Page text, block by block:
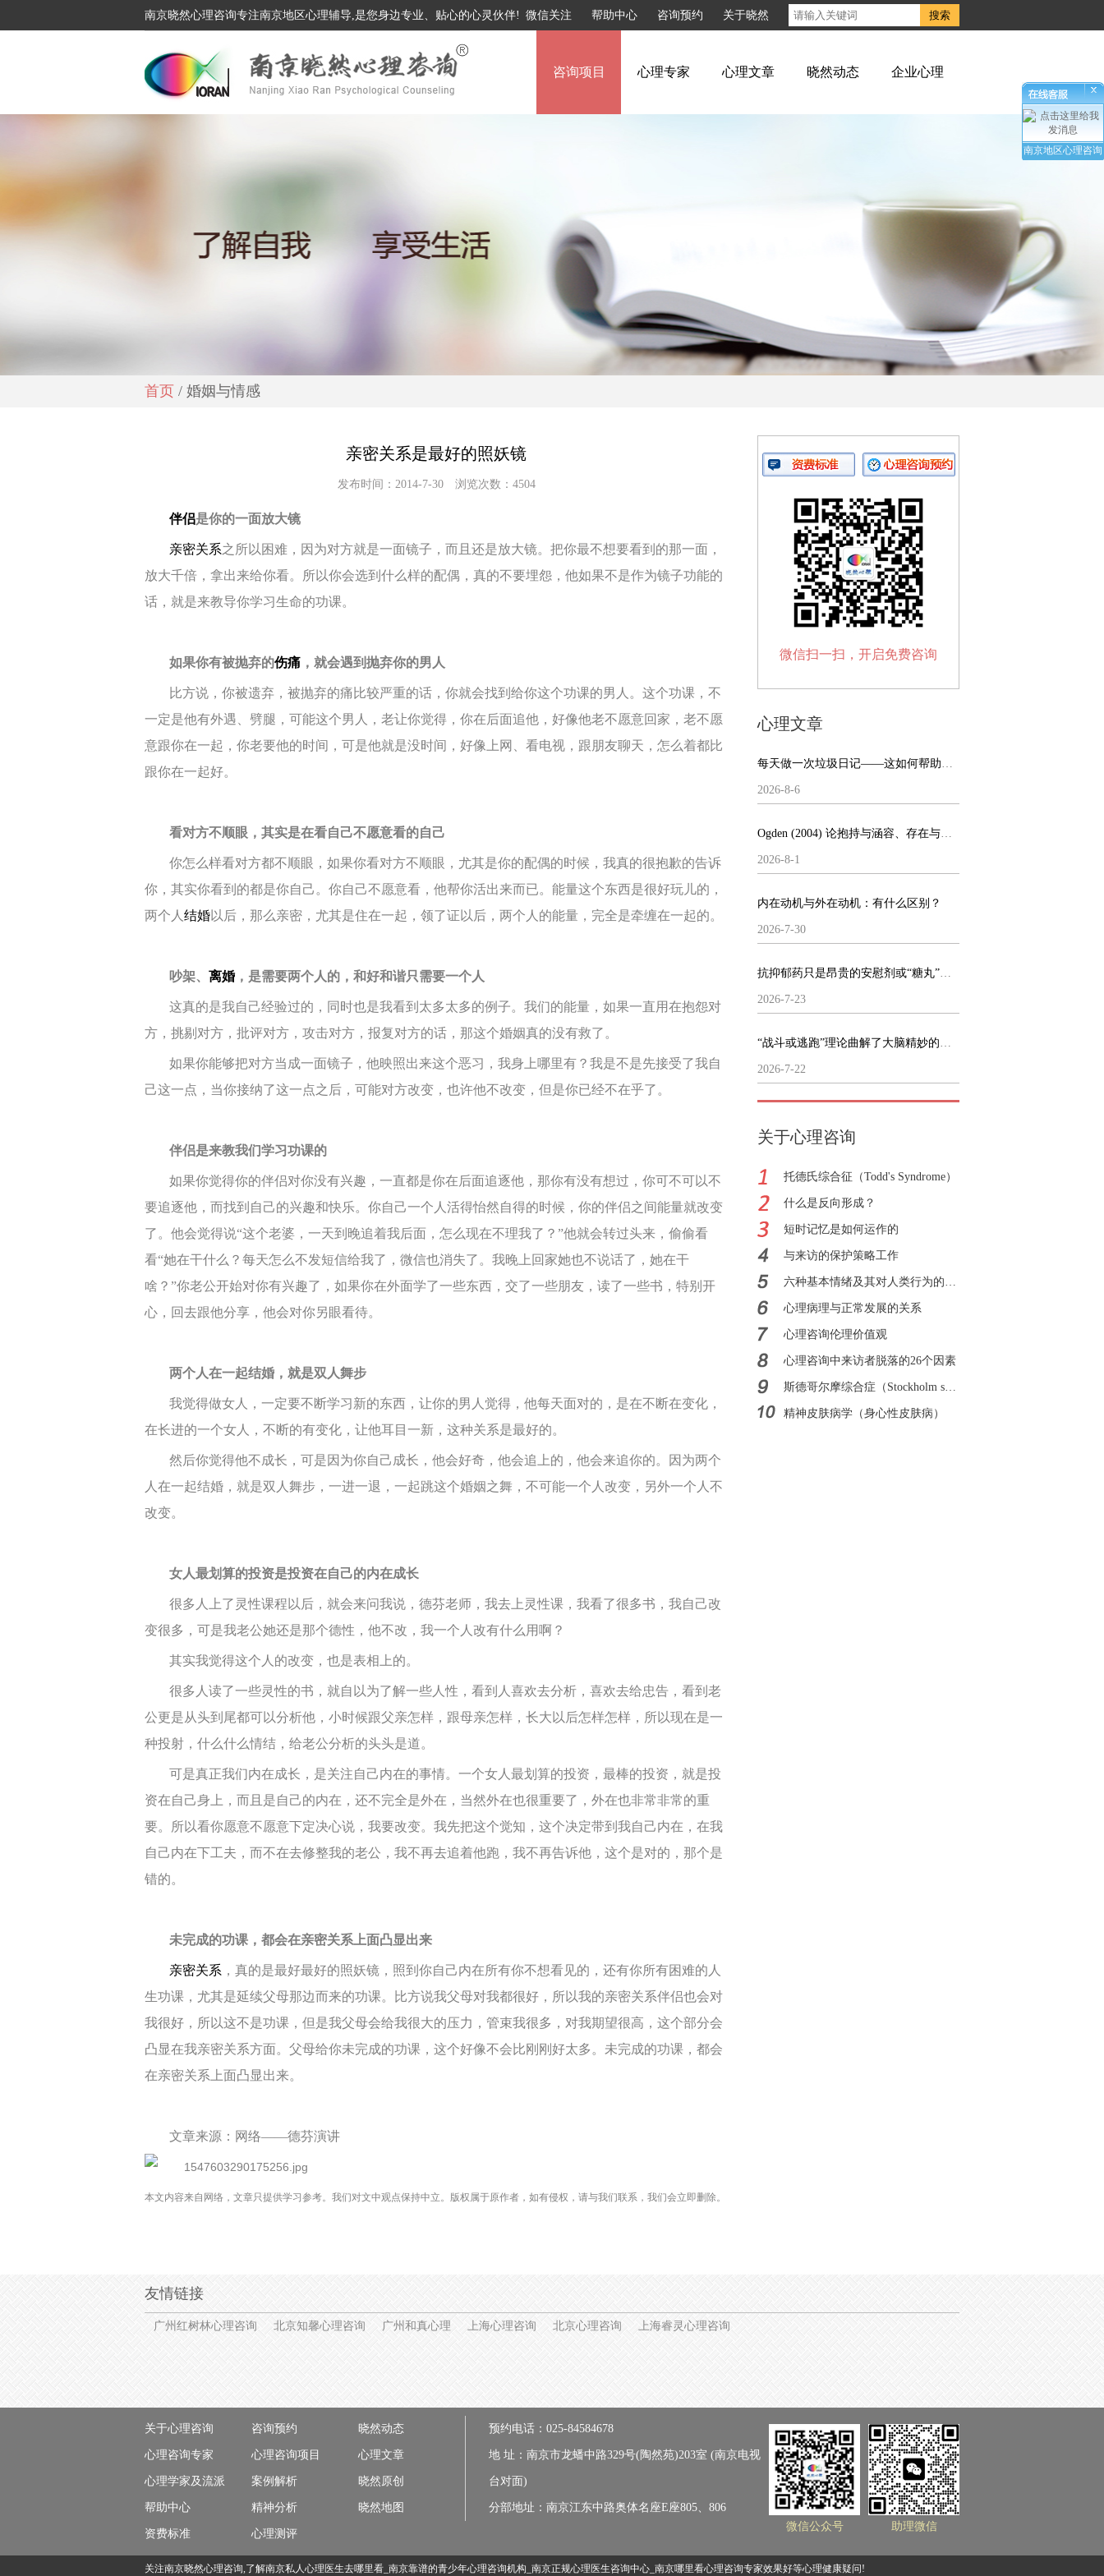
南京晓然心理咨询专注南京地区心理辅导,是您身边专业、贴心的心灵伙伴! 微信关注 帮助中心 咨询预约 关于晓然
咨询项目 心理专家 心理文章 晓然动态 企业心理
首页 / 婚姻与情感
亲密关系是最好的照妖镜
发布时间：2014-7-30 浏览次数：4504
伴侣是你的一面放大镜
亲密关系之所以困难，因为对方就是一面镜子 ，而且还是放大镜。把你最不想要看到的那一面，
放大千倍，拿出来给你看。所以你会选到什么样的配偶，真的不要埋怨，他如果不是作为镜子功能的
话，就是来教导你学习生命的功课。
如果你有被抛弃的伤痛 ，就会遇到抛弃你的男人
比方说，你被遗弃，被抛弃的痛比较严重的话，你就会找到给你这个功课的男人。这个功课，不
一定是他有外遇、劈腿，可能这个男人，老让你觉得，你在后面追他，好像他老不愿意回家，老不愿
意跟你在一起，你老要他的时间，可是他就是没时间，好像上网、看电视，跟朋友聊天，怎么着都比
跟你在一起好。
看对方不顺眼，其实是在看自己不愿意看的自己
你怎么样看对方都不顺眼，如果你看对方不顺眼，尤其是你的配偶的时候，我真的很抱歉的告诉
你，其实你看到的都是你自己。你自己不愿意看，他帮你活出来而已。能量这个东西是很好玩儿的，
两个人 结婚以后，那么亲密，尤其是住在一起，领了证以后，两个人的能量，完全是牵缠在一起的。
吵架、 离婚 ，是需要两个人的，和好和谐只需要一个人
这真的是我自己经验过的，同时也是我看到太多太多的例子。我们的能量，如果一直用在抱怨对
方，挑剔对方，批评对方，攻击对方，报复对方的话，那这个婚姻真的没有救了。
如果你能够把对方当成一面镜子，他映照出来这个恶习，我身上哪里有？我是不是先接受了我自
己这一点，当你接纳了这一点之后，可能对方改变，也许他不改变，但是你已经不在乎了。
伴侣是来教我们学习功课的
如果你觉得你的伴侣对你没有兴趣，一直都是你在后面追逐他，那你有没有想过，你可不可以不
要追逐他，而找到自己的兴趣和快乐。你自己一个人活得怡然自得的时候，你的伴侣之间能量就改变
了。他会觉得说“这个老婆，一天到晚追着我后面，怎么现在不理我了？”他就会转过头来，偷偷看
看“她在干什么？每天怎么不发短信给我了，微信也消失了。我晚上回家她也不说话了，她在干
啥？”你老公开始对你有兴趣了，如果你在外面学了一些东西，交了一些朋友，读了一些书，特别开
心，回去跟他分享 ，他会对你另眼看待。
两个人在一起结婚，就是双人舞步
我觉得做女人，一定要不断学习新的东西，让你的男人觉得，他每天面对的，是在不断在变化，
在长进的一个女人，不断的有变化，让他耳目一新，这种关系是最好的。
然后你觉得他不成长，可是因为你自己成长，他会好奇，他会追上的，他会来追你的。因为两个
人在一起结婚，就是双人舞步，一进一退，一起跳这个婚姻之舞，不可能一个人改变，另外一个人不
改变。
女人最划算的投资是投资在自己的内在成长
很多人上了灵性课程以后，就会来问我说，德芬老师，我去上灵性课，我看了很多书，我自己改
变很多，可是我老公她还是那个德性，他不改，我一个人改有什么用啊？
其实我觉得这个人的改变，也是表相上的。
很多人读了一些灵性的书，就自以为了解一些人性，看到人喜欢去分析，喜欢去给忠告，看到老
公更是从头到尾都可以分析他，小时候跟父亲怎样，跟母亲怎样，长大以后怎样怎样，所以现在是一
种投射 ，什么什么情结，给老公分析的头头是道。
可是真正我们内在成长，是关注自己内在的事情。一个女人最划算的投资，最棒的投资，就是投
资在自己身上，而且是自己的内在，还不完全是外在，当然外在也很重要了，外在也非常非常的重
要。所以看你愿意不愿意下定决心说，我要改变。我先把这个觉知，这个决定带到我自己内在，在我
自己内在下工夫，而不在去修整我的老公，我不再去追着他跑，我不再告诉他，这个是对的，那个是
错的。
未完成的功课，都会在亲密关系上面凸显出来
亲密关系 ，真的是最好最好的照妖镜，照到你自己内在所有你不想看见的，还有你所有困难的人
生功课，尤其是延续父母那边而来的功课。比方说我父母对我都很好，所以我的亲密关系伴侣也会对
我很好，所以这不是功课，但是我父母会给我很大的压力，管束我很多，对我期望很高，这个部分会
凸显在我亲密关系方面。 父母给你未完成的功课，这个好像不会比刚刚好太多。未完成的功课，都会
在亲密关系上面凸显出来。
文章来源：网络——德芬演讲
本文内容来自网络，文章只提供学习参考。我们对文中观点保持中立。版权属于原作者，如有侵权，请与我们联系，我们会立即删除。
微信扫一扫，开启免费咨询
心理文章
每天做一次垃圾日记——这如何帮助了我的心理健康
2026-8-6
Ogden (2004) 论抱持与涵容、存在与做梦
2026-8-1
内在动机与外在动机：有什么区别？
2026-7-30
抗抑郁药只是昂贵的安慰剂或“糖丸”么？
2026-7-23
“战斗或逃跑”理论曲解了大脑精妙的运作机制
2026-7-22
关于心理咨询
托德氏综合征（Todd's Syndrome）
什么是反向形成？
短时记忆是如何运作的
与来访的保护策略工作
六种基本情绪及其对人类行为的影响
心理病理与正常发展的关系
心理咨询伦理价值观
心理咨询中来访者脱落的26个因素
斯德哥尔摩综合症（Stockholm syndrome）
精神皮肤病学（身心性皮肤病）
友情链接
广州红树林心理咨询 北京知馨心理咨询 广州和真心理 上海心理咨询 北京心理咨询 上海睿灵心理咨询
关于心理咨询 咨询预约 晓然动态
心理咨询专家 心理咨询项目 心理文章
心理学家及流派 案例解析 晓然原创
帮助中心 精神分析 晓然地图
资费标准 心理测评
预约电话：025-84584678
地 址：南京市龙蟠中路329号(陶然苑)203室 (南京电视
台对面)
分部地址：南京江东中路奥体名座E座805、806
微信公众号
助理微信
关注南京晓然心理咨询,了解南京私人心理医生去哪里看_南京靠谱的青少年心理咨询机构_南京正规心理医生咨询中心_南京哪里看心理咨询专家效果好等心理健康疑问!
南京地区心理咨询